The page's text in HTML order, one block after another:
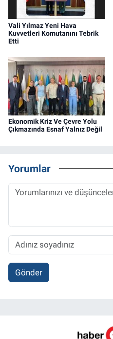
Vali Yılmaz Yeni Hava
Kuvvetleri Komutanını Tebrik
Etti
Ekonomik Kriz Ve Çevre Yolu
Çıkmazında Esnaf Yalnız Değil
Yorumlar
Gönder